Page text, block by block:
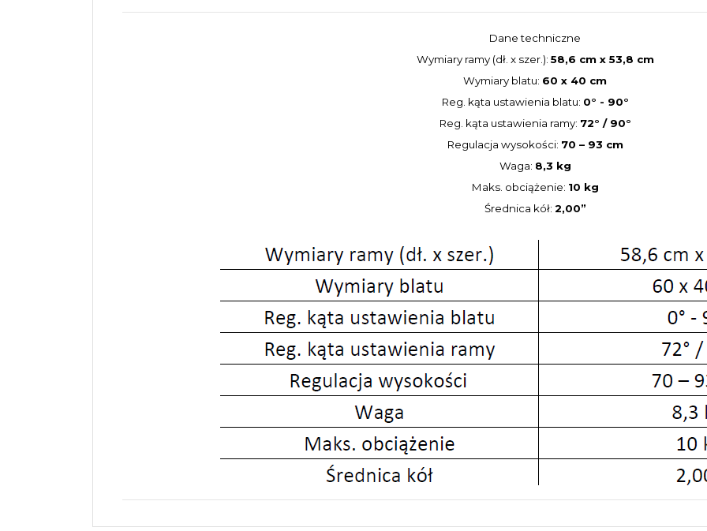
Dane techniczne
Wymiary ramy (dł. x szer.): 58,6 cm x 53,8 cm
Wymiary blatu: 60 x 40 cm
Reg. kąta ustawienia blatu: 0° - 90°
Reg. kąta ustawienia ramy: 72° / 90°
Regulacja wysokości: 70 – 93 cm
Waga: 8,3 kg
Maks. obciążenie: 10 kg
Średnica kół: 2,00”